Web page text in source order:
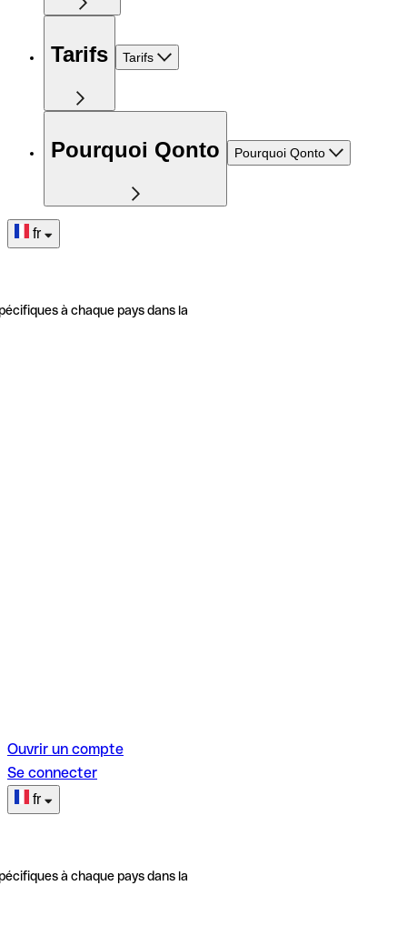
Tarifs Tarifs
Pourquoi Qonto Pourquoi Qonto
fr
à chaque pays dans la
Ouvrir un compte
Se connecter
fr
à chaque pays dans la